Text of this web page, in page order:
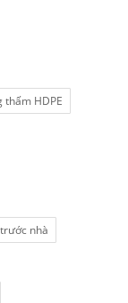
thấm HDPE
nhà